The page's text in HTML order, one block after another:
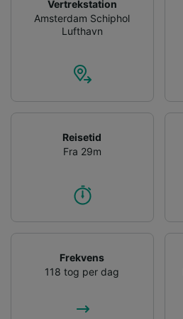
Vertrekstation
Amsterdam Schiphol
Lufthavn
Reisetid
Fra 29m
Frekvens
118 tog per dag